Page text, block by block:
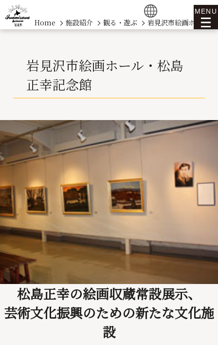
MENU
Home 施設紹介 観る・遊ぶ 岩見沢市絵画ホール
岩見沢市絵画ホール・松島
正幸記念館
松島正幸の絵画収蔵常設展示、
芸術文化振興のための新たな文化施
設